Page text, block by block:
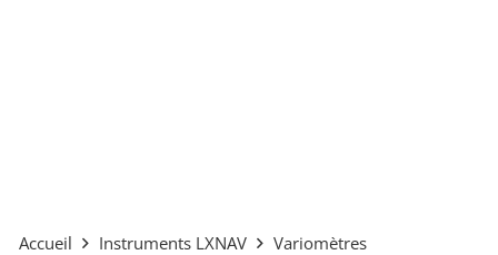
Accueil Instruments LXNAV Variomètres